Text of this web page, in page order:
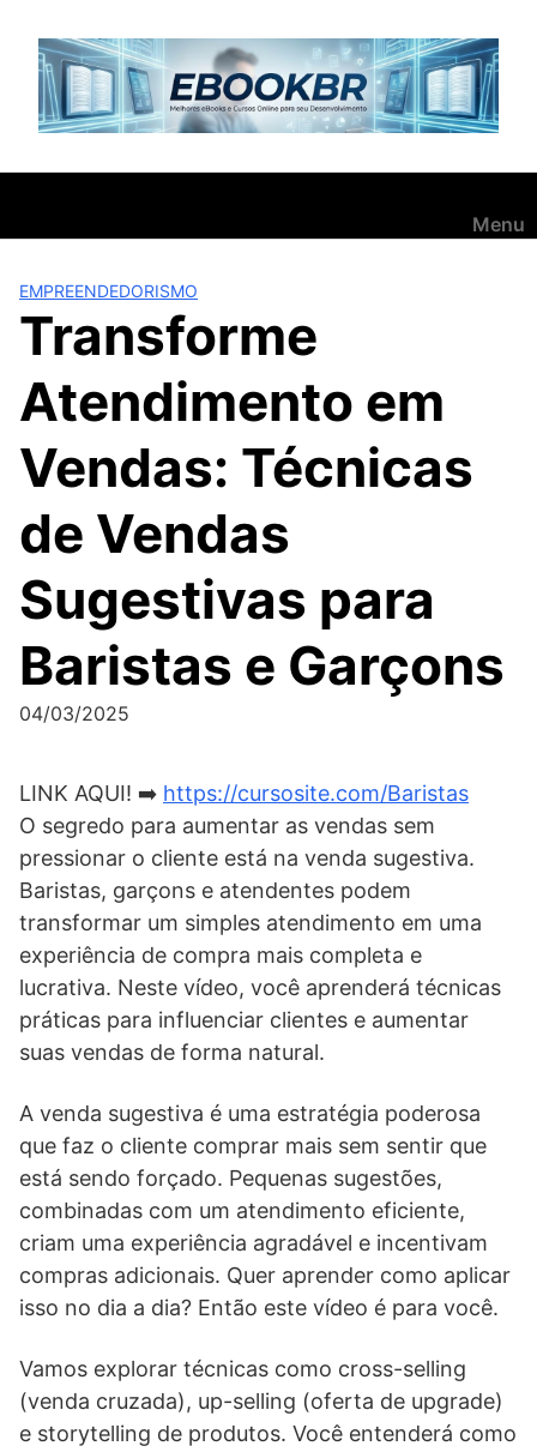
para
conteúdo
Menu
EMPREENDEDORISMO
Transforme
Atendimento em
Vendas: Técnicas
de Vendas
Sugestivas para
Baristas e Garçons
04/03/2025
LINK AQUI! ➡️ https://cursosite.com/Baristas
O segredo para aumentar as vendas sem
pressionar o cliente está na venda sugestiva.
Baristas, garçons e atendentes podem
transformar um simples atendimento em uma
experiência de compra mais completa e
lucrativa. Neste vídeo, você aprenderá técnicas
práticas para influenciar clientes e aumentar
suas vendas de forma natural.
A venda sugestiva é uma estratégia poderosa
que faz o cliente comprar mais sem sentir que
está sendo forçado. Pequenas sugestões,
combinadas com um atendimento eficiente,
criam uma experiência agradável e incentivam
compras adicionais. Quer aprender como aplicar
isso no dia a dia? Então este vídeo é para você.
Vamos explorar técnicas como cross-selling
(venda cruzada), up-selling (oferta de upgrade)
e storytelling de produtos. Você entenderá como